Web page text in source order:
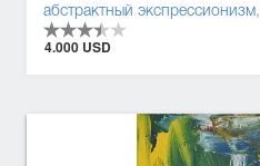
абстрактный экспрессионизм,
4.000 USD